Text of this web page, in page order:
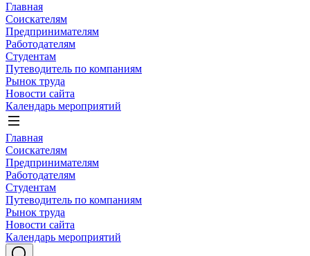
Главная
Соискателям
Предпринимателям
Работодателям
Студентам
Путеводитель по компаниям
Рынок труда
Новости сайта
Календарь мероприятий
Главная
Соискателям
Предпринимателям
Работодателям
Студентам
Путеводитель по компаниям
Рынок труда
Новости сайта
Календарь мероприятий